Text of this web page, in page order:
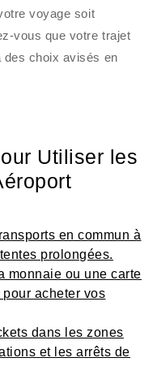
voyage soit
vous que votre trajet
des choix avisés en
Utiliser les
en commun à
prolongées.
monnaie ou une carte
acheter vos
dans les zones
et les arrêts de